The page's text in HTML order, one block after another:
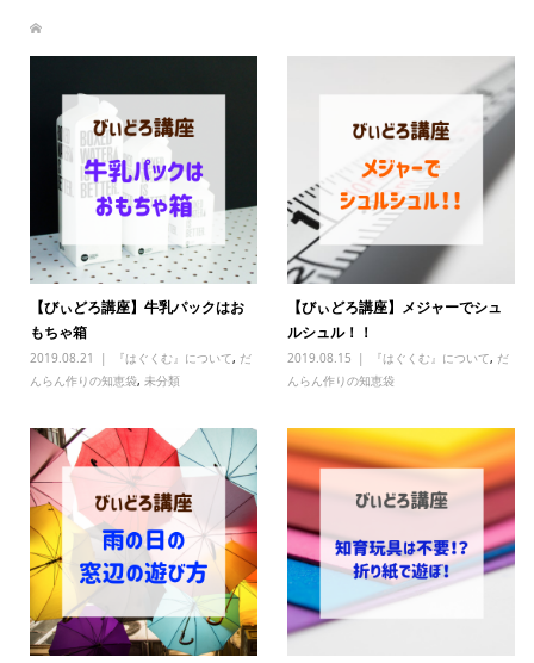
【びぃどろ講座】牛乳パックはお
もちゃ箱
2019.08.21 『はぐくむ』について, だ
んらん作りの知恵袋, 未分類
【びぃどろ講座】メジャーでシュ
ルシュル！！
2019.08.15 『はぐくむ』について, だ
んらん作りの知恵袋